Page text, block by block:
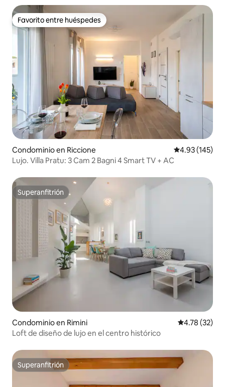
Favorito entre huéspedes
Favorito entre huéspedes
Condominio en Riccione Calificación
4.93 (145)
Lujo. Villa Pratu: 3 Cam 2 Bagni 4 Smart TV + AC
Superanfitrión
Superanfitrión
Condominio en Rimini Calificación
4.78 (32)
Loft de diseño de lujo en el centro histórico
Superanfitrión
Superanfitrión